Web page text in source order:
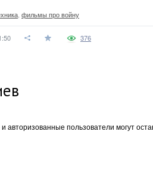
фильмы про войну
376
авторизованные пользователи могут